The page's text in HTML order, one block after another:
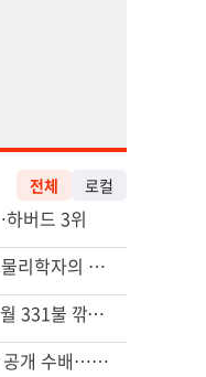
전체 로컬
버드 3위
“로또, 이 번호 찍지 마라” 물리학자의 당첨금 높이는 비밀
40만명 SSI<생활보조금> 월 331불 깎이나
'14년째 도피' 한인 간호사 공개 수배…메디케어 사기 유죄